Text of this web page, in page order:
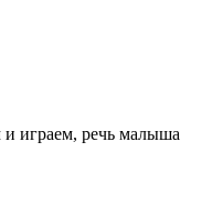
и играем, речь малыша